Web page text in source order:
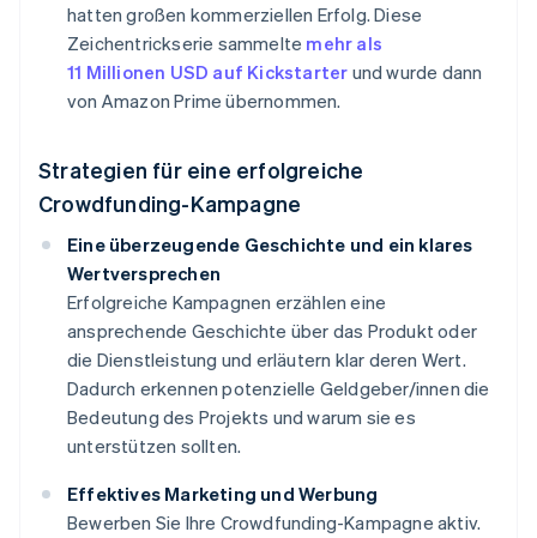
hatten großen kommerziellen Erfolg. Diese
Zeichentrickserie sammelte mehr als
11 Millionen USD auf Kickstarter und wurde dann
von Amazon Prime übernommen.
Strategien für eine erfolgreiche
Crowdfunding-Kampagne
Eine überzeugende Geschichte und ein klares
Wertversprechen
Erfolgreiche Kampagnen erzählen eine
ansprechende Geschichte über das Produkt oder
die Dienstleistung und erläutern klar deren Wert.
Dadurch erkennen potenzielle Geldgeber/innen die
Bedeutung des Projekts und warum sie es
unterstützen sollten.
Effektives Marketing und Werbung
Bewerben Sie Ihre Crowdfunding-Kampagne aktiv.